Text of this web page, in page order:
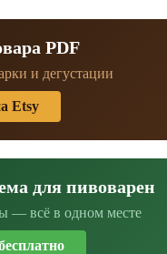
PDF
и дегустации
Etsy
для пивоварен
— всё в одном месте